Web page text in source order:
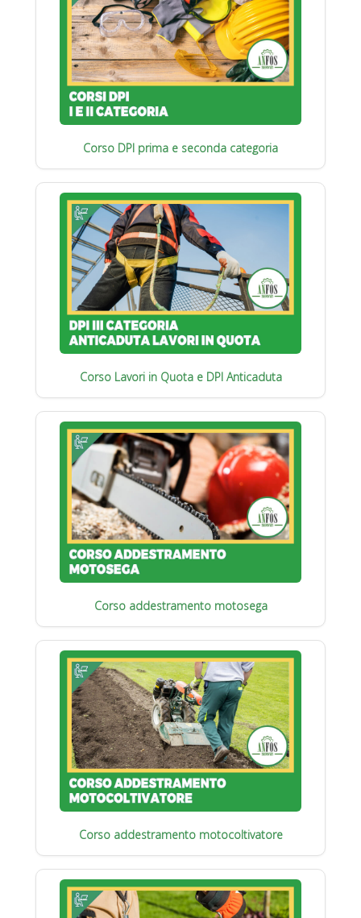
Corso DPI prima e seconda categoria
Corso Lavori in Quota e DPI Anticaduta
Corso addestramento motosega
Corso addestramento motocoltivatore